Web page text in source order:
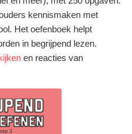
kennismaken met
Het oefenboek helpt
in begrijpend lezen.
en reacties van